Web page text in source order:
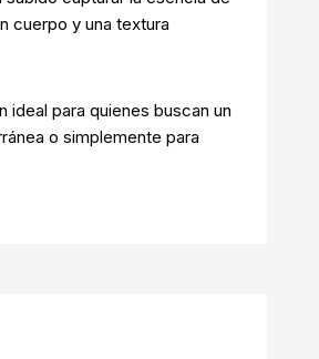
cuerpo y una textura
para quienes buscan un
o simplemente para